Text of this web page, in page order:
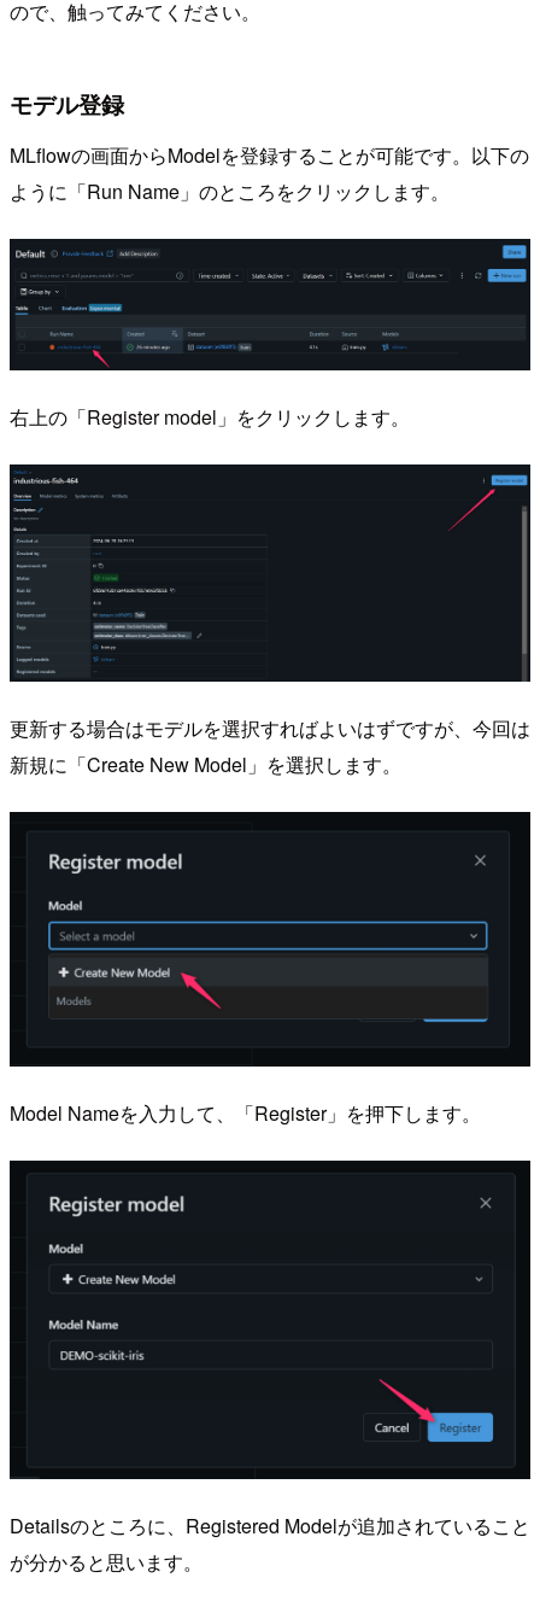
ので、触ってみてください。
モデル登録
MLflowの画面からModelを登録することが可能です。以下の
ように「Run Name」のところをクリックします。
右上の「Register model」をクリックします。
更新する場合はモデルを選択すればよいはずですが、今回は
新規に「Create New Model」を選択します。
Model Nameを入力して、「Register」を押下します。
Detailsのところに、Registered Modelが追加されていること
が分かると思います。